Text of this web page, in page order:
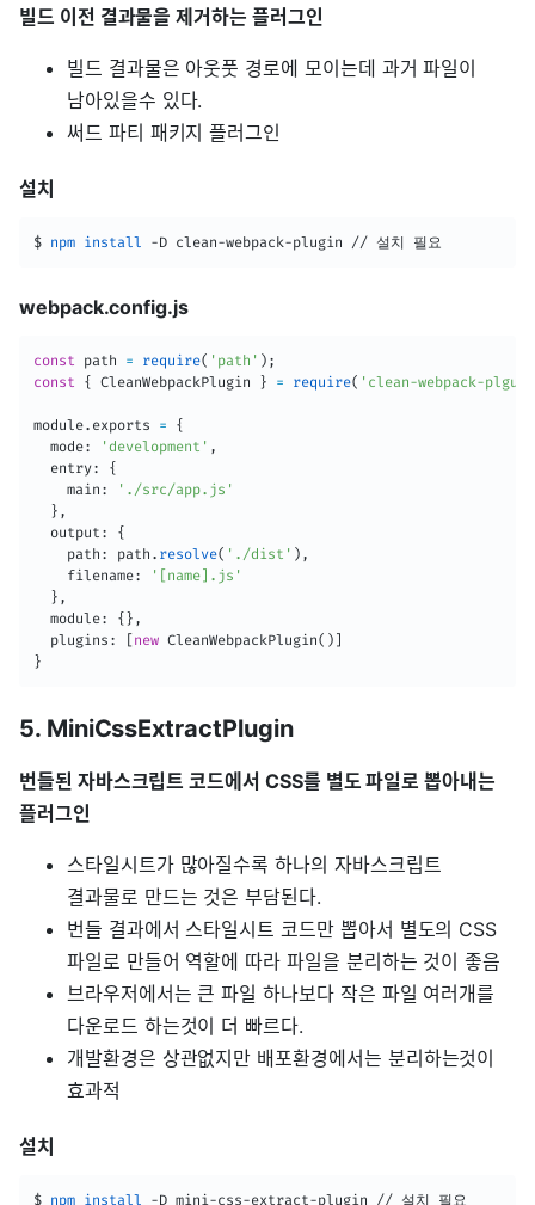
빌드 이전 결과물을 제거하는 플러그인
빌드 결과물은 아웃풋 경로에 모이는데 과거 파일이
남아있을수 있다.
써드 파티 패키지 플러그인
설치
$ npm install -D clean-webpack-plugin // 설치 필요
webpack.config.js
const path = require( 'path' ) ;
const
{ CleanWebpackPlugin } = require( 'clean-webpack-
module. exports =
{
  mode
: 'development' ,
  entry
:
{
    main
:
'./src/app.js'
} ,
  output
:
{
    path
: path . resolve( './dist' ) ,
    filename
:
'[name].js'
} ,
  module
: { } ,
  plugins
: new CleanWebpackPlugin( )
}
5. MiniCssExtractPlugin
번들된 자바스크립트 코드에서 CSS를 별도 파일로 뽑아내는
플러그인
스타일시트가 많아질수록 하나의 자바스크립트
결과물로 만드는 것은 부담된다.
번들 결과에서 스타일시트 코드만 뽑아서 별도의 CSS
파일로 만들어 역할에 따라 파일을 분리하는 것이 좋음
브라우저에서는 큰 파일 하나보다 작은 파일 여러개를
다운로드 하는것이 더 빠르다.
개발환경은 상관없지만 배포환경에서는 분리하는것이
효과적
설치
$ npm install -D mini-css-extract-plugin // 설치 필요